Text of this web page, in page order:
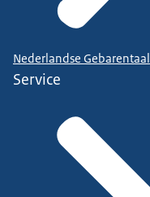
Nederlandse Gebarentaal
Service